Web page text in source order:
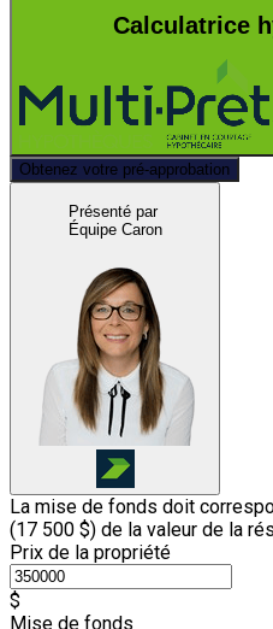
Calculatrice
Obtenez votre pré-approbation
Présenté par
Équipe Caron
La mise de fonds doit
(17 500 $) de la valeur de la
Prix de la propriété
$
Mise de fonds